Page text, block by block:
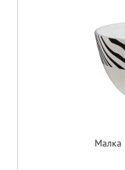
Малка